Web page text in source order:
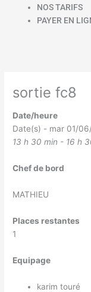
NOS TARIFS
PAYER EN
sortie fc8
Date/heure
Date(s) - mar 01/
13 h 30 min - 16 h
Chef de bord
MATHIEU
Places restantes
1
Equipage
karim touré